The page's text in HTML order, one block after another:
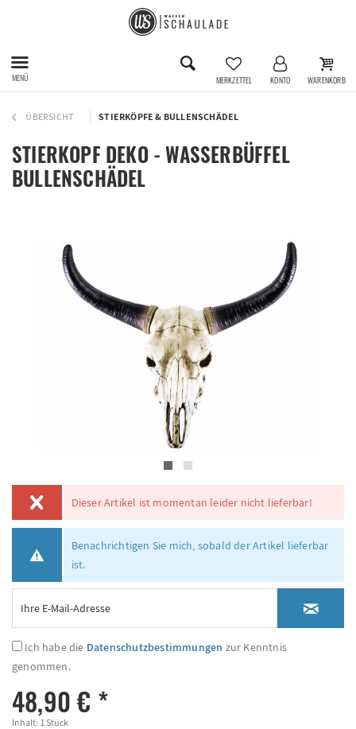
MENÜ MERKZETTEL KONTO WARENKORB
ÜBERSICHT STIERKÖPFE & BULLENSCHÄDEL
STIERKOPF DEKO - WASSERBÜFFEL
BULLENSCHÄDEL
Dieser Artikel ist momentan leider nicht lieferbar!
Benachrichtigen Sie mich, sobald der Artikel lieferbar
ist.
Ich habe die Datenschutzbestimmungen zur Kenntnis
genommen.
48,90 € *
Inhalt: 1 Stück